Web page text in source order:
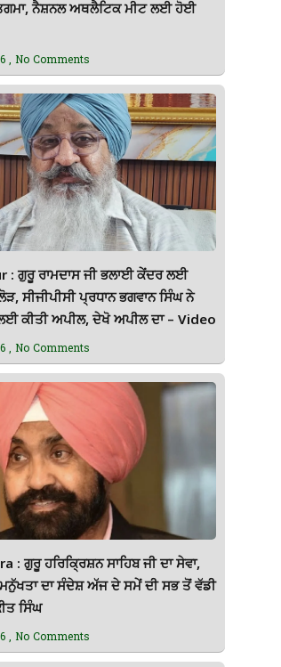
ਨੈਸ਼ਨਲ ਅਥਲੈਟਿਕ ਮੀਟ ਲਈ ਹੋਈ
No Comments
: ਗੁਰੂ ਰਾਮਦਾਸ ਜੀ ਭਲਾਈ ਕੇਂਦਰ ਲਈ
ਸੀਜੀਪੀਸੀ ਪ੍ਰਧਾਨ ਭਗਵਾਨ ਸਿੰਘ ਨੇ
ਕੀਤੀ ਅਪੀਲ, ਦੇਖੋ ਅਪੀਲ ਦਾ – Video
No Comments
: ਗੁਰੂ ਹਰਿਕ੍ਰਿਸ਼ਨ ਸਾਹਿਬ ਜੀ ਦਾ ਸੇਵਾ,
ਦਾ ਸੰਦੇਸ਼ ਅੱਜ ਦੇ ਸਮੇਂ ਦੀ ਸਭ ਤੋਂ ਵੱਡੀ
ਸਿੰਘ
No Comments